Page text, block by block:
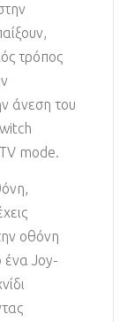
τρόπος
άνεση του
mode.
οθόνη
ένα Joy-